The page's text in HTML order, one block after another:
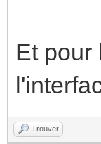
Et pour
Trouver